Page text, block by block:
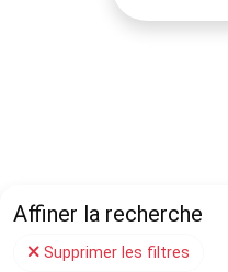
Affiner la recherche
Supprimer les filtres